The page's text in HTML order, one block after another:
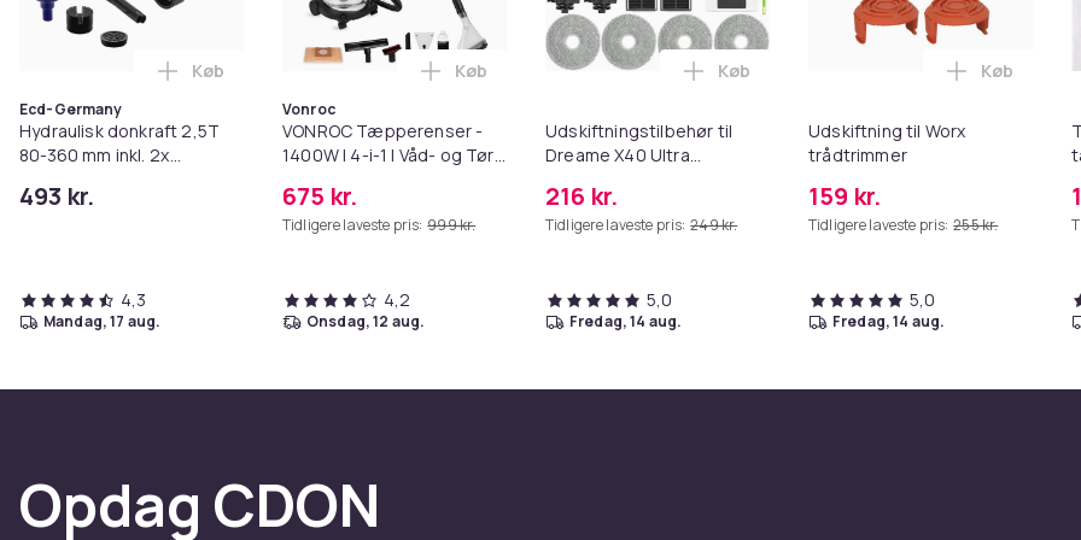
1 x 21 mm Top, Cr-Mo-materiale, ekstra lang (82 mm)
4fc85b7b-c408-5903-b36d-de32bd017dfd
Produktsikkerhedsinformation
Ecd-Germany
Hydraulisk donkraft 2,5T
80-360 mm inkl. 2x
adapter
493 kr.
Læg Hydraulisk donkraft 2,5T 80-360 mm inkl. 2x gummipude &amp; SUV-adapter i kurven
Køb
4,3
mandag, 17 aug.
Vonroc
VONROC Tæpperenser -
1400W | 4-i-1 | Våd- og Tør
til Tekstiler, Vådsugning &
Blæs
675 kr.
Tidligere laveste pris: 999 kr.
Læg VONROC Tæpperenser - 1400W | 4-i-1 | Våd- og Tør Støvsuger |
Køb
4,2
onsdag, 12 aug.
Udskiftningstilbehør til
Dreame X40 Ultra
216 kr.
Tidligere laveste pris: 249 kr.
Læg Udskiftningstilbehør til Dreame X40
Køb
5,0
fredag, 14 aug.
Udskiftning til Worx
trådtrimmer
159 kr.
Tidligere laveste pris: 255 kr.
Læg
Køb
5,0
fredag, 14 aug.
Opdag CDON